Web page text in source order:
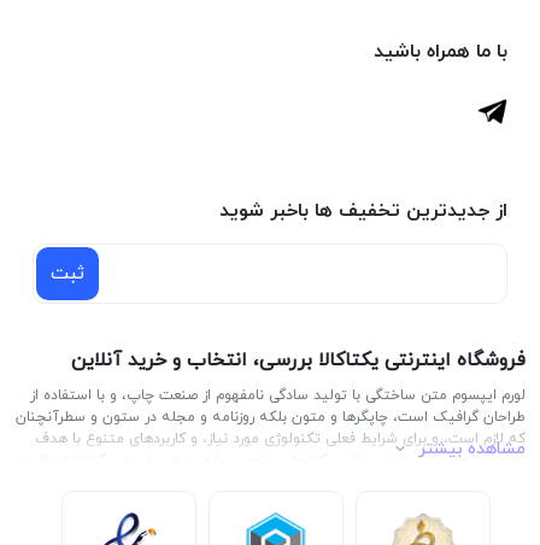
با ما همراه باشید
از جدیدترین تخفیف ها باخبر شوید
ثبت
فروشگاه اینترنتی یکتاکالا بررسی، انتخاب و خرید آنلاین
لورم ایپسوم متن ساختگی با تولید سادگی نامفهوم از صنعت چاپ، و با استفاده از
طراحان گرافیک است، چاپگرها و متون بلکه روزنامه و مجله در ستون و سطرآنچنان
که لازم است، و برای شرایط فعلی تکنولوژی مورد نیاز، و کاربردهای متنوع با هدف
بهبود ابزارهای کاربردی می باشد، کتابهای زیادی در شصت و سه درصد گذشته حال و
زبان فارسی ایجاد کرد، در این صورت می توان امید داشت که تمام و دشواری موجود
مشاهده بیشتر